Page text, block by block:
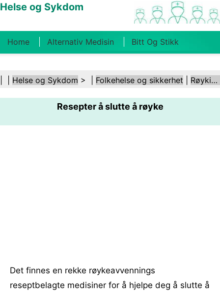
Helse og Sykdom
Home Alternativ Medisin Bitt Og Stikk
Kosthold Og Ernæring Familiehelse
Helsebransjen Psykisk Helse Folkehelse Og
Sikkerhet Kirurgi Og Prosedyrer Helse
Helse og Sykdom > | Folkehelse og sikkerhet Røyking og tobakk
Resepter å slutte å røyke
Det finnes en rekke røykeavvennings
reseptbelagte medisiner for å hjelpe deg å slutte å